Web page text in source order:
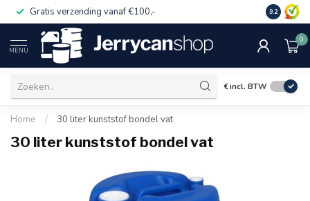
Gratis verzending vanaf €100,- Op
9.2
MENU
0
€incl. BTW
Home / 30 liter kunststof bondel vat
30 liter kunststof bondel vat